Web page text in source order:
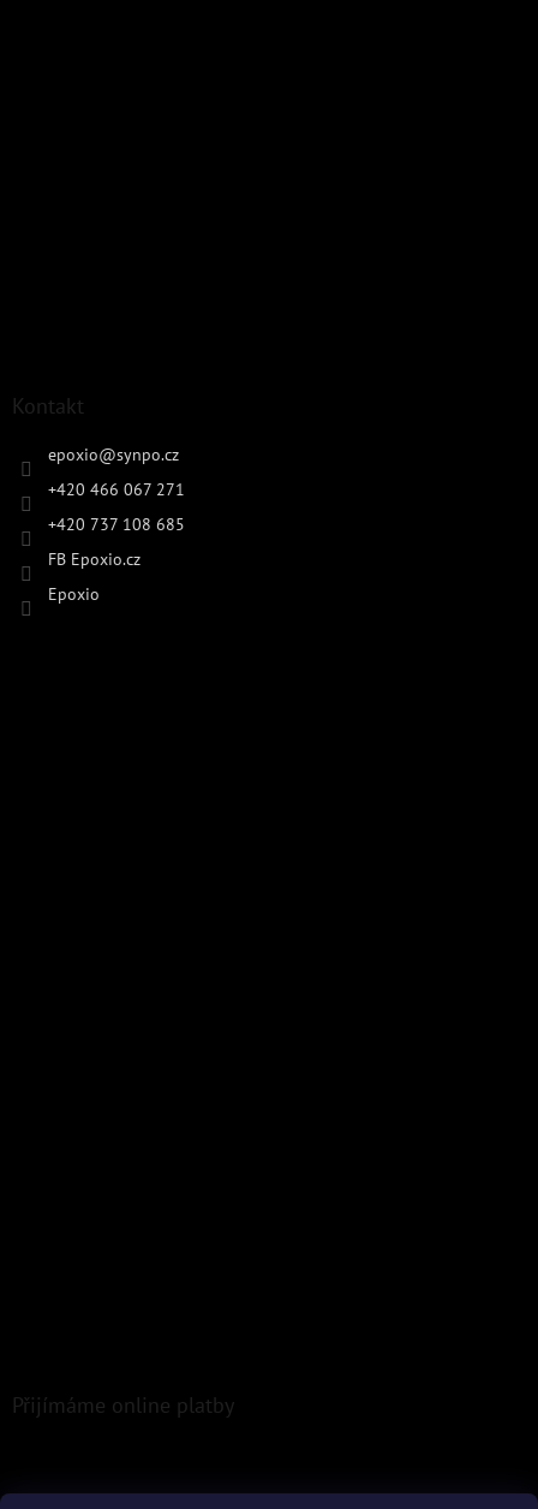
Kontakt
epoxio@synpo.cz
+420 466 067 271
+420 737 108 685
FB Epoxio.cz
Epoxio
Přijímáme online platby